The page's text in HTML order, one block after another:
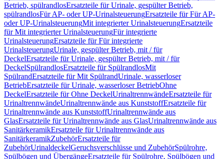
Betrieb, spülrandlosErsatzteile für Urinale, gespülter Betrieb,
spülrandlosFür AP- oder UP-UrinalsteuerungErsatzteile für Für AP-
oder UP-UrinalsteuerungMit integrierter UrinalsteuerungErsatzteile
für Mit integrierter UrinalsteuerungFür integrierte
UrinalsteuerungErsatzteile für Für integrierte
UrinalsteuerungUrinale, gespülter Betrieb, mit / für
DeckelErsatzteile für Urinale, gespülter Betrieb, mit / für
DeckelSpülrandlosErsatzteile für SpülrandlosMit
SpülrandErsatzteile für Mit SpülrandUrinale, wasserloser
BetriebErsatzteile für Urinale, wasserloser BetriebOhne
DeckelErsatzteile für Ohne DeckelUrinaltrennwändeErsatzteile für
UrinaltrennwändeUrinaltrennwände aus KunststoffErsatzteile für
Urinaltrennwände aus KunststoffUrinaltrennwände aus
GlasErsatzteile für Urinaltrennwände aus GlasUrinaltrennwände aus
SanitärkeramikErsatzteile für Urinaltrennwände aus
SanitärkeramikZubehörErsatzteile für
ZubehörUrinaldeckelGeruchsverschlüsse und ZubehörSpülrohre,
Spülbögen und ÜbergängeErsatzteile für Spülrohre, Spülbögen und